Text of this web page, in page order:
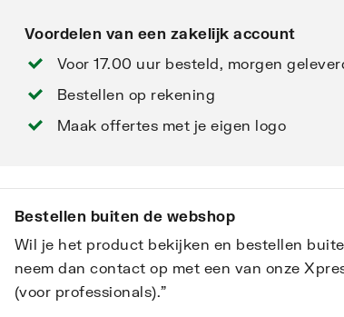
Voordelen van een zakelijk account
Voor 17.00 uur besteld, morgen
Bestellen op rekening
Maak offertes met je eigen logo
Bestellen buiten de webshop
Wil je het product bekijken en bestellen
neem dan contact op met een van onze
(voor professionals).”